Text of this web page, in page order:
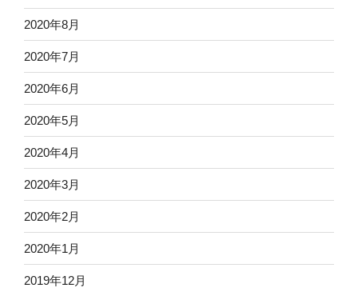
2020年8月
2020年7月
2020年6月
2020年5月
2020年4月
2020年3月
2020年2月
2020年1月
2019年12月